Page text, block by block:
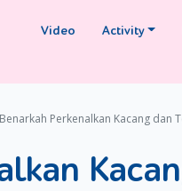
Video Activity
Benarkah Perkenalkan Kacang dan